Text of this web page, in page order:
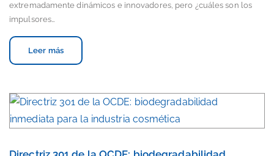
extremadamente dinámicos e innovadores, pero ¿cuáles son los
impulsores…
Leer más